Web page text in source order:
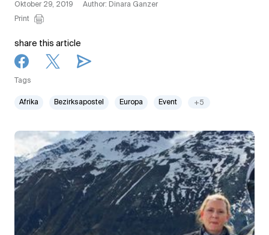
Oktober 29, 2019
Author: Dinara Ganzer
Print
share this article
Tags
Afrika Bezirksapostel Europa Event +5